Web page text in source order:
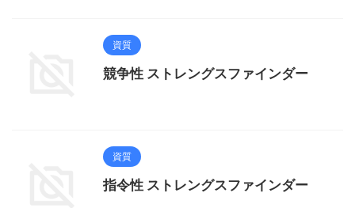
資質
競争性 ストレングスファインダー
資質
指令性 ストレングスファインダー